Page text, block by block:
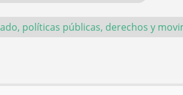
políticas públicas, derechos y